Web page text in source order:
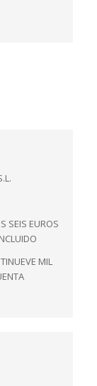
SEIS EUROS
MIL